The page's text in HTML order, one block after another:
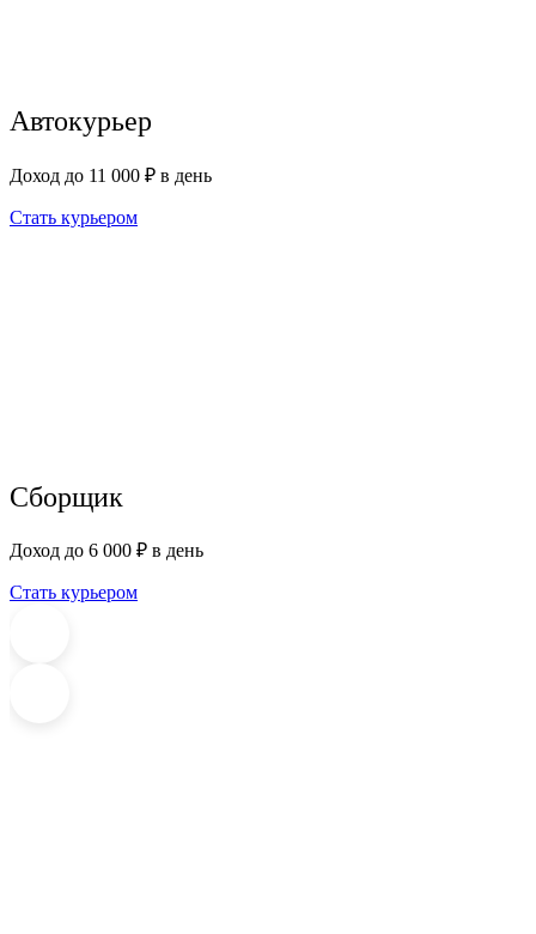
Автокурьер
Доход до 11 000 ₽ в день
Стать курьером
Сборщик
Доход до 6 000 ₽ в день
Стать курьером